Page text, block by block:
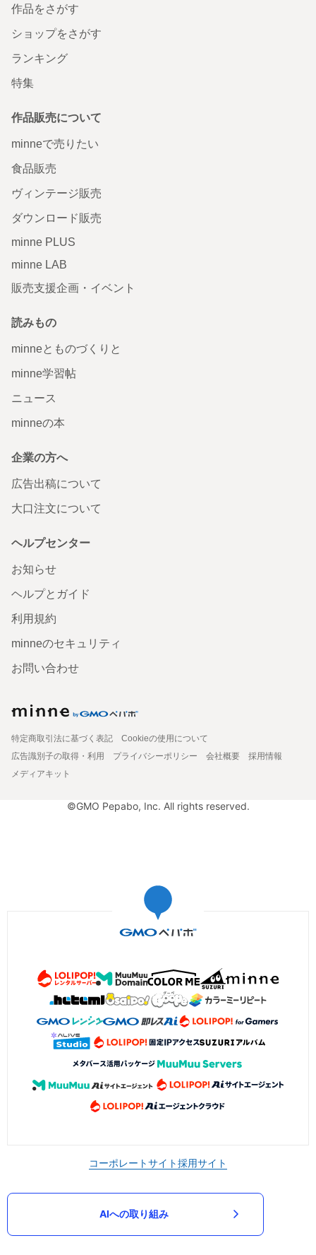
作品をさがす
ショップをさがす
ランキング
特集
作品販売について
minneで売りたい
食品販売
ヴィンテージ販売
ダウンロード販売
minne PLUS
minne LAB
販売支援企画・イベント
読みもの
minneとものづくりと
minne学習帖
ニュース
minneの本
企業の方へ
広告出稿について
大口注文について
ヘルプセンター
お知らせ
ヘルプとガイド
利用規約
minneのセキュリティ
お問い合わせ
特定商取引法に基づく表記
Cookieの使用について
広告識別子の取得・利用
プライバシーポリシー 会社概要
採用情報
メディアキット
©GMO Pepabo, Inc. All rights reserved.
コーポレートサイト採用サイト
AIへの取り組み